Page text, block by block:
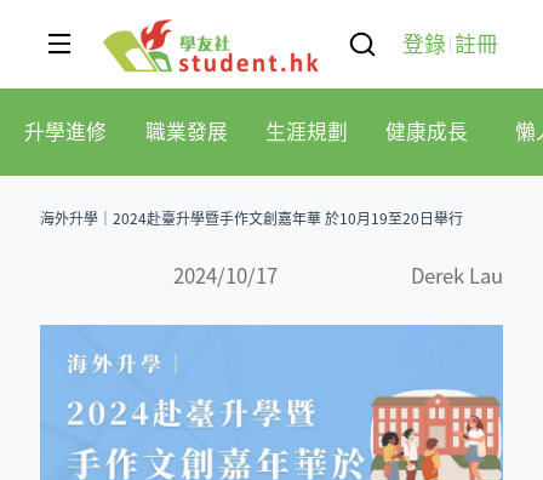
登錄 註冊
升學進修 職業發展 生涯規劃 健康成長 懶
海外升學｜2024赴臺升學暨手作文創嘉年華 於10月19至20日舉行
2024/10/17 Derek Lau